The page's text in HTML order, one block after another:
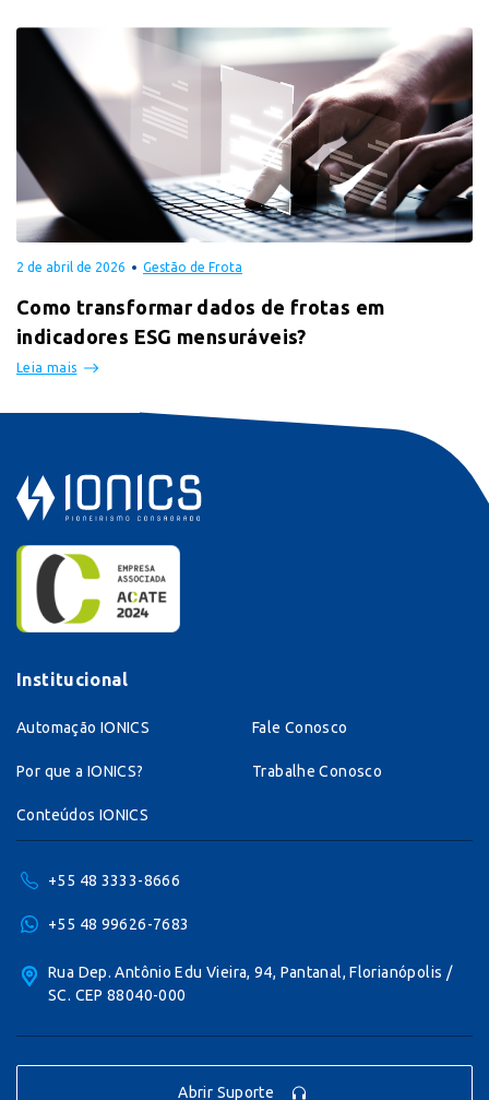
2 de abril de 2026 Gestão de Frota
Como transformar dados de frotas em
indicadores ESG mensuráveis?
Leia mais
Institucional
Automação IONICS
Por que a IONICS?
Conteúdos IONICS
Fale Conosco
Trabalhe Conosco
+55 48 3333-8666
+55 48 99626-7683
Rua Dep. Antônio Edu Vieira, 94, Pantanal, Florianópolis /
SC. CEP 88040-000
Abrir Suporte